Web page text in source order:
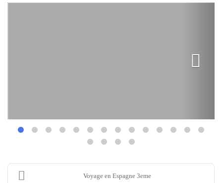
Voyage en Espagne 3eme